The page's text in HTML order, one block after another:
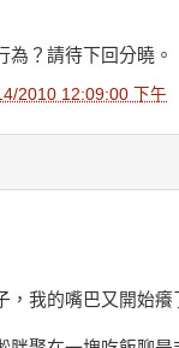
為？請待下回分曉。
2010 12:09:00 下午
，我的嘴巴又開始癢